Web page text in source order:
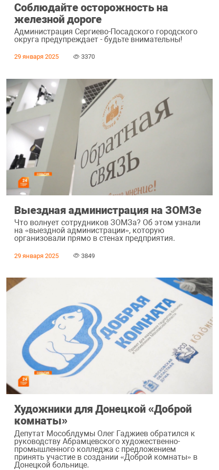
Соблюдайте осторожность на
железной дороге
Администрация Сергиево-Посадского городского
округа предупреждает - будьте внимательны!
29 января 2025 3370
Выездная администрация на ЗОМЗе
Что волнует сотрудников ЗОМЗа? Об этом узнали
на «выездной администрации», которую
организовали прямо в стенах предприятия.
29 января 2025 3849
Художники для Донецкой «Доброй
комнаты»
Депутат Мособлдумы Олег Гаджиев обратился к
руководству Абрамцевского художественно-
промышленного колледжа с предложением
принять участие в создании «Доброй комнаты» в
Донецкой больнице.